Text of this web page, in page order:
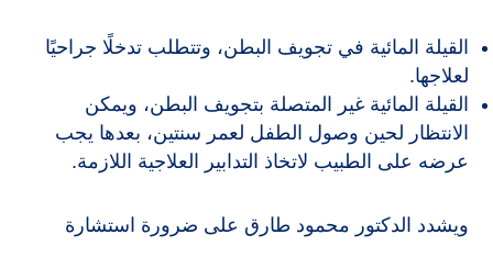
القيلة المائية في تجويف البطن، وتتطلب تدخلًا جراحيًا
لعلاجها.
القيلة المائية غير المتصلة بتجويف البطن، ويمكن
الانتظار لحين وصول الطفل لعمر سنتين، بعدها يجب
عرضه على الطبيب لاتخاذ التدابير العلاجية اللازمة.
ويشدد الدكتور محمود طارق على ضرورة استشارة